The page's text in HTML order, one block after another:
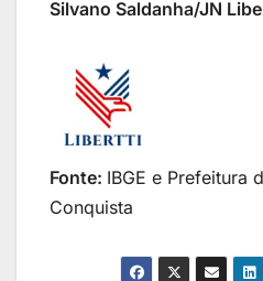
Silvano Saldanha/JN
Fonte: IBGE e Prefeitura
Conquista